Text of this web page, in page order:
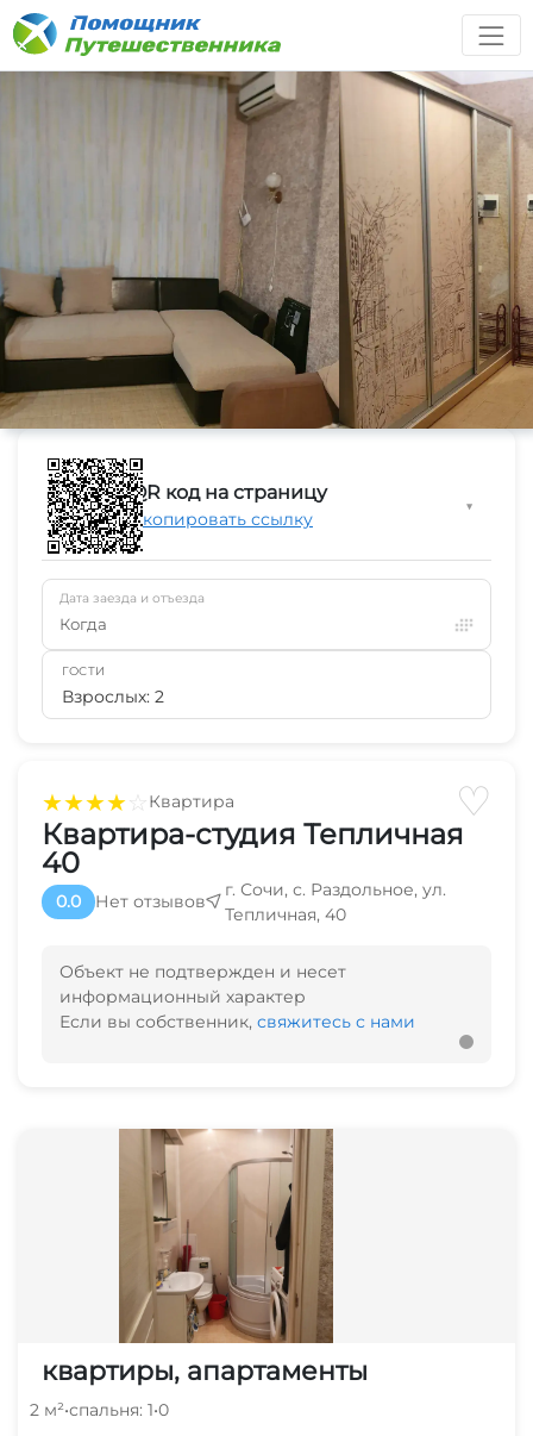
★★★★☆Квартира ♡
Квартира-студия Тепличная
40
0.0 Нет отзывов
г. Сочи, с. Раздольное, ул.
Тепличная, 40
Объект не подтвержден и несет
информационный характер
Если вы собственник, свяжитесь с нами
квартиры, апартаменты
2 м²•спальня: 1•0
QR код на страницу
Скопировать ссылку
▼
Дата заезда и отъезда
Когда
ГОСТИ
Взрослых: 2